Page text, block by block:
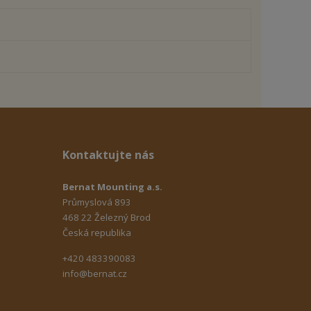
Kontaktujte nás
Bernat Mounting a.s.
Průmyslová 893
468 22 Železný Brod
Česká republika
+420 483390083
info@bernat.cz